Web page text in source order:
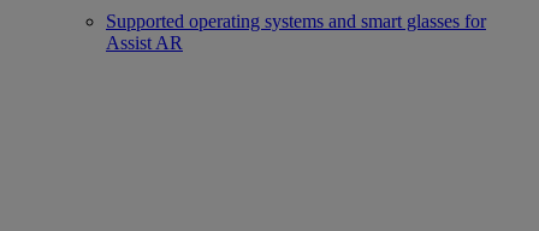
Supported operating systems and smart glasses for
Assist AR